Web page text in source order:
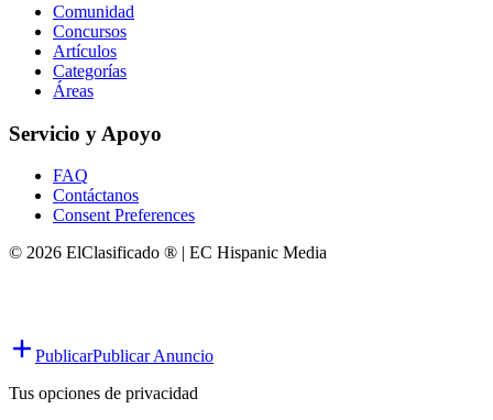
Comunidad
Concursos
Artículos
Categorías
Áreas
Servicio y Apoyo
FAQ
Contáctanos
Consent Preferences
© 2026 ElClasificado ® | EC Hispanic Media
PublicarPublicar Anuncio
Tus opciones de privacidad